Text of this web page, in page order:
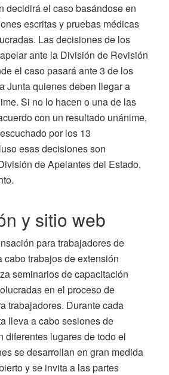
decidirá el caso basándose en
escritas y pruebas médicas
Las decisiones de los
ante la División de Revisión
el caso pasará ante 3 de los
Junta quienes deben llegar a
Si no lo hacen o una de las
con un resultado unánime,
por los 13
esas decisiones son
de Apelantes del Estado,
y sitio web
para trabajadores de
cabo trabajos de extensión
seminarios de capacitación
en el proceso de
trabajadores. Durante cada
lleva a cabo sesiones de
diferentes lugares de todo el
se desarrollan en gran medida
y se invita a las partes